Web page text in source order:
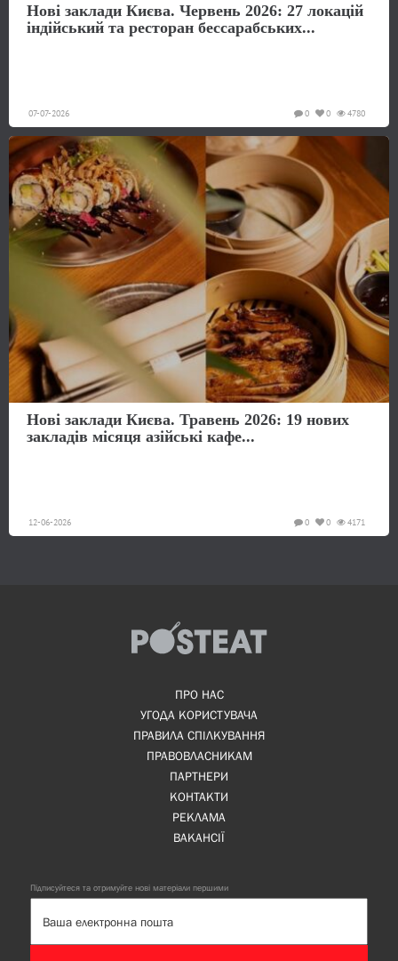
Нові заклади Києва. Червень 2026: 27 локацій
індійський та ресторан бессарабських...
07-07-2026 4780
0
0
Нові заклади Києва. Травень 2026: 19 нових
закладів місяця азійські кафе...
12-06-2026 4171
0
0
ПРО НАС
УГОДА КОРИСТУВАЧА
ПРАВИЛА СПІЛКУВАННЯ
ПРАВОВЛАСНИКАМ
ПАРТНЕРИ
КОНТАКТИ
РЕКЛАМА
ВАКАНСІЇ
Підписуйтеся та отримуйте нові матеріали першими